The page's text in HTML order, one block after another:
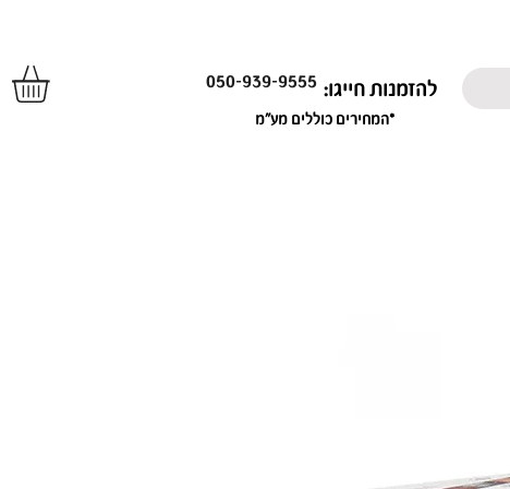
להזמנות חייגו: 050-939-9555
*המחירים כוללים מע"מ